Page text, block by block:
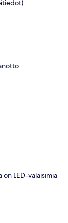
on LED-valaisimia